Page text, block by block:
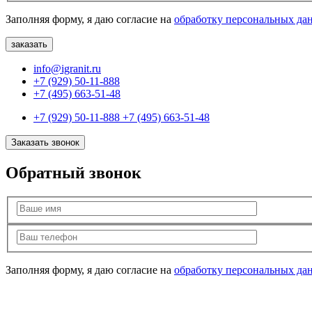
Заполняя форму, я даю согласие на обработку персональных
info@igranit.ru
+7 (929) 50-11-888
+7 (495) 663-51-48
+7 (929) 50-11-888 +7 (495) 663-51-48
Заказать звонок
Обратный звонок
Заполняя форму, я даю согласие на обработку персональных